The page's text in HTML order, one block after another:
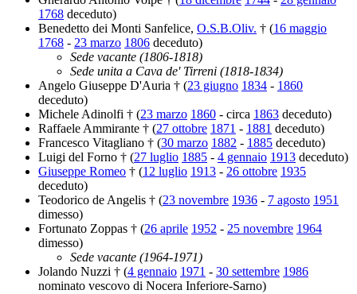
1768 deceduto)
Benedetto dei Monti Sanfelice, O.S.B.Oliv. † (16 maggio
1768 - 23 marzo 1806 deceduto)
Sede vacante (1806-1818)
Sede unita a Cava de' Tirreni (1818-1834)
Angelo Giuseppe D'Auria † (23 giugno 1834 - 1860
deceduto)
Michele Adinolfi † (23 marzo 1860 - circa 1863 deceduto)
Raffaele Ammirante † (27 ottobre 1871 - 1881 deceduto)
Francesco Vitagliano † (30 marzo 1882 - 1885 deceduto)
Luigi del Forno † (27 luglio 1885 - 4 gennaio 1913 deceduto)
Giuseppe Romeo † (12 luglio 1913 - 26 ottobre 1935
deceduto)
Teodorico de Angelis † (23 novembre 1936 - 7 agosto 1951
dimesso)
Fortunato Zoppas † (26 aprile 1952 - 25 novembre 1964
dimesso)
Sede vacante (1964-1971)
Jolando Nuzzi † (4 gennaio 1971 - 30 settembre 1986
nominato vescovo di Nocera Inferiore-Sarno)